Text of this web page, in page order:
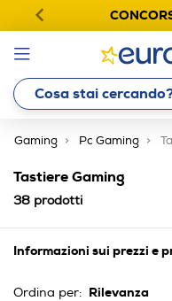
Gaming Pc Gaming
Tastiere Gaming
38 prodotti
Informazioni sui prezzi e
Ordina per: